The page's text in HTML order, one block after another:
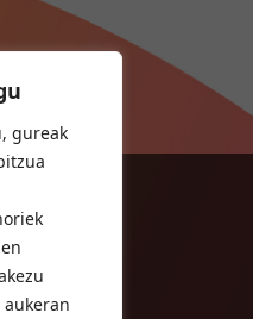
gureak